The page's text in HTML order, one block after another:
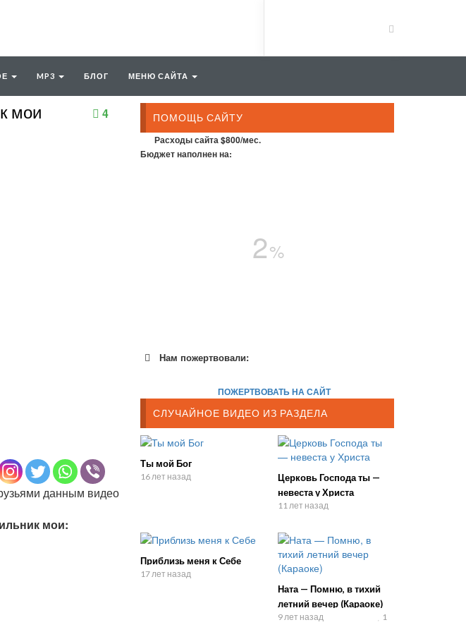
MP3 БЛОГ МЕНЮ САЙТА
мои 4
данным видео
мои:
ПОМОЩЬ САЙТУ
Расходы сайта $800/мес.
Бюджет наполнен на:
2%
Нам пожертвовали:
ПОЖЕРТВОВАТЬ НА САЙТ
СЛУЧАЙНОЕ ВИДЕО ИЗ РАЗДЕЛА
Ты мой Бог
16 лет назад
Церковь Господа ты —
невеста у Христа
11 лет назад
Приблизь меня к Себе
17 лет назад
Ната — Помню, в тихий
летний вечер (Караоке)
9 лет назад 1